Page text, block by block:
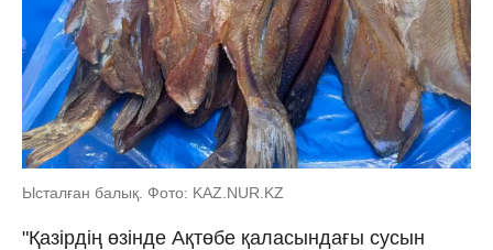
Ысталған балық. Фото: KAZ.NUR.KZ
"Қазірдің өзінде Ақтөбе қаласындағы сусын